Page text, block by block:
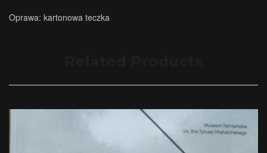
Oprawa: kartonowa teczka